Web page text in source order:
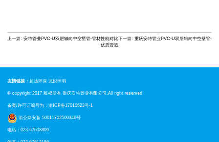
上一篇: 安特管业PVC-U双层轴向中空壁管-管材性能对比下一篇: 重庆安特管业PVC-U双层轴向中空壁管-
优质管道
友情链接： 超达环保 龙悦照明
© copyright 2017 版权所有 重庆安特管业有限公司.All right reserved
备案/许可证编号为： 渝ICP备17010623号-1
渝公网安备 50011702500346号
电话：023-67608809